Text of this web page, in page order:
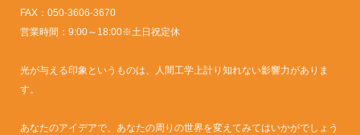
FAX：050-3606-3670
営業時間：9:00～18:00※土日祝定休
光が与える印象というものは、人間工学上計り知れない影響力がありま
す。
あなたのアイデアで、あなたの周りの世界を変えてみてはいかがでしょう